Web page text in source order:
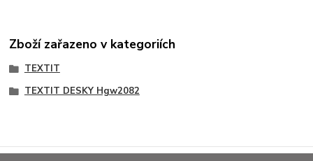
Zboží zařazeno v kategoriích
TEXTIT
TEXTIT DESKY Hgw2082